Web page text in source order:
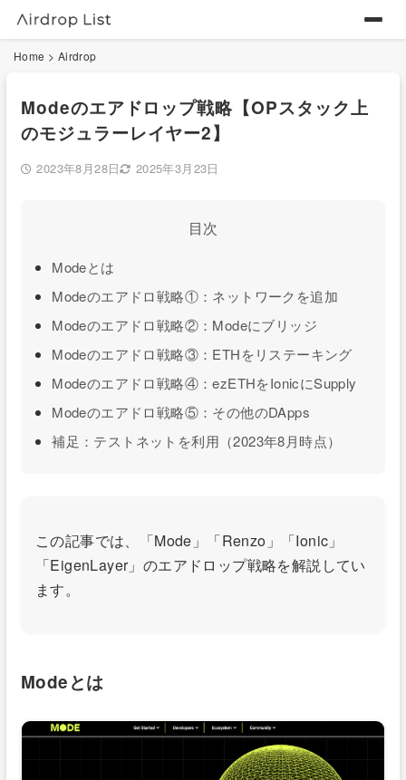
Home > Airdrop
Modeのエアドロップ戦略【OPスタック上
のモジュラーレイヤー2】
2023年8月28日 2025年3月23日
目次
Modeとは
Modeのエアドロ戦略①：ネットワークを追加
Modeのエアドロ戦略②：Modeにブリッジ
Modeのエアドロ戦略③：ETHをリステーキング
Modeのエアドロ戦略④：ezETHをIonicにSupply
Modeのエアドロ戦略⑤：その他のDApps
補足：テストネットを利用（2023年8月時点）
この記事では、「Mode」「Renzo」「Ionic」
「EigenLayer」のエアドロップ戦略を解説してい
ます。
Modeとは